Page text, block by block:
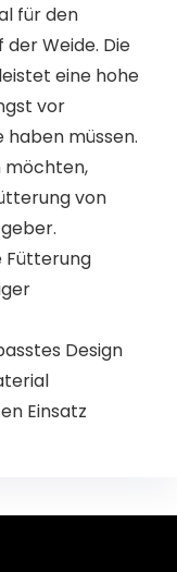
für den
Weide. Die
eine hohe
vor
haben müssen.
möchten,
von
Fütterung
Design
Einsatz